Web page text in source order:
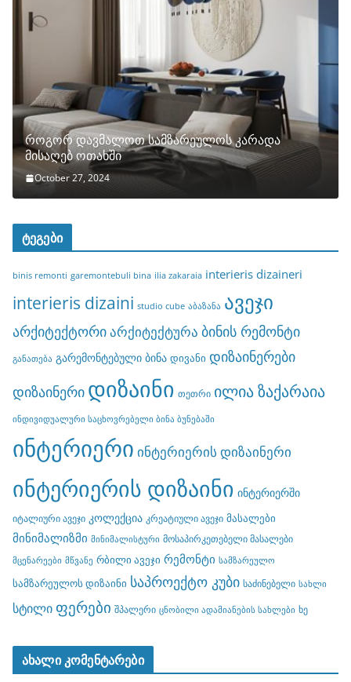
როგორ დავმალოთ სამზარეულოს კარადა
მისაღებ ოთახში
October 27, 2024
ტეგები
binis remonti garemontebuli bina ilia zakaraia interieris dizaineri
interieris dizaini studio cube აბაზანა ავეჯი
არქიტექტორიარქიტექტურა ბინის რემონტი
განათება გარემონტებული ბინა დივანი დიზაინერები
დიზაინერი დიზაინი თეთრი ილია ზაქარაია
ინდივიდუალური საცხოვრებელი ბინა ბუნებაში
ინტერიერი ინტერიერის დიზაინერი
ინტერიერის დიზაინი ინტერიერში
იტალიური ავეჯი კოლექცია კრეატიული ავეჯი მასალები
მინიმალიზმი მინიმალისტური მოსაპირკეთებელი მასალები
მცენარეები მწვანე რბილი ავეჯი რემონტი სამზარეულო
სამზარეულოს დიზაინი საპროექტო კუბი საძინებელი სახლი
სტილი ფერები შპალერი ცნობილი ადამიანების სახლები ხე
ახალი კომენტარები